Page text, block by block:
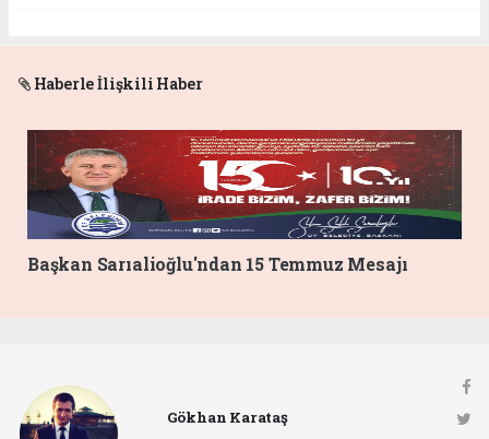
Haberle İlişkili Haber
Başkan Sarıalioğlu'ndan 15 Temmuz Mesajı
Gökhan Karataş